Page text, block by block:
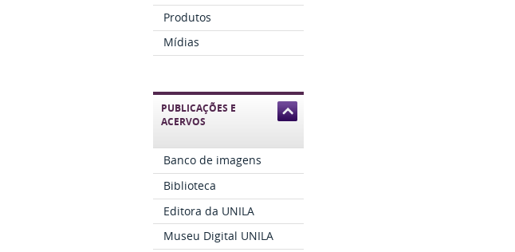
Produtos
Mídias
PUBLICAÇÕES E
ACERVOS
Banco de imagens
Biblioteca
Editora da UNILA
Museu Digital UNILA